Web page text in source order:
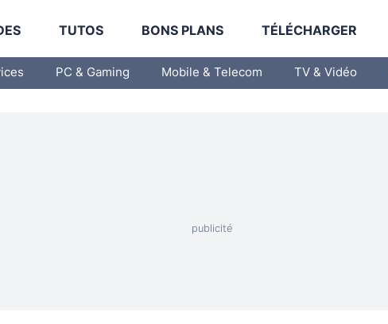
TUTOS BONS PLANS TÉLÉCHARGER
PC & Gaming Mobile & Telecom TV & Vidéo